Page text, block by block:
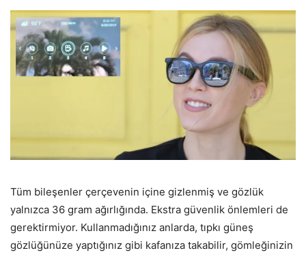
Tüm bileşenler çerçevenin içine gizlenmiş ve gözlük
yalnızca 36 gram ağırlığında. Ekstra güvenlik önlemleri de
gerektirmiyor. Kullanmadığınız anlarda, tıpkı güneş
gözlüğünüze yaptığınız gibi kafanıza takabilir, gömleğinizin